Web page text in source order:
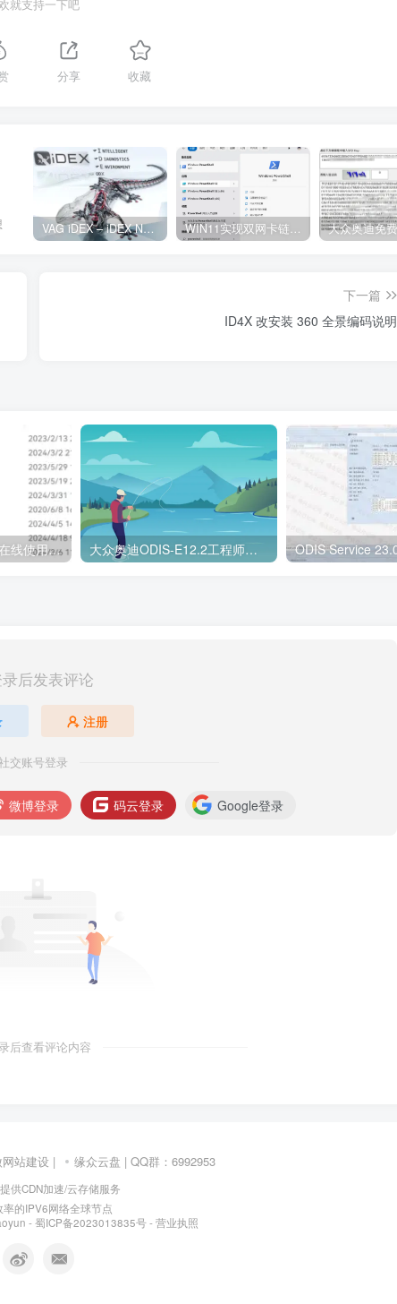
就支持一下吧
分享 收藏
VAG iDEX – iDEX Neo ODX 智能诊断环境2.5.0.2
下一篇
ID4X 改安装 360 全景编码说明
ODIS-S ODIS-E内网在线使用教程及在线报错注解 大众奥迪ODIS-E12.2工程师软件加数据库120200.302.700
后发表评论
注册
交账号登录
微博登录 码云登录 Google登录
后查看评论内容
站建设 | 缘众云盘 | QQ群：6992953
提供CDN加速/云存储服务
的IPV6网络全球节点
-蜀ICP备2023013835号-营业执照